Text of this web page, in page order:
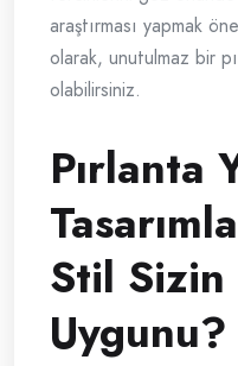
araştırması yapmak
olarak, unutulmaz bir
olabilirsiniz.
Pırlanta
Stil Sizin
Uygunu?